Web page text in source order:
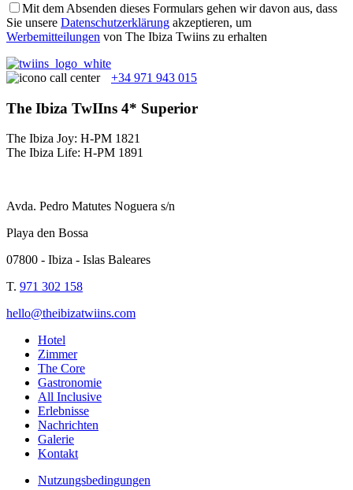
Mit dem Absenden dieses Formulars gehen wir davon aus, dass
Sie unsere Datenschutzerklärung akzeptieren, um
Werbemitteilungen von The Ibiza Twiins zu erhalten
+34 971 943 015
The Ibiza TwIIns 4* Superior
The Ibiza Joy: H-PM 1821
The Ibiza Life: H-PM 1891
Avda. Pedro Matutes Noguera s/n
Playa den Bossa
07800 - Ibiza - Islas Baleares
T. 971 302 158
hello@theibizatwiins.com
Hotel
Zimmer
The Core
Gastronomie
All Inclusive
Erlebnisse
Nachrichten
Galerie
Kontakt
Nutzungsbedingungen